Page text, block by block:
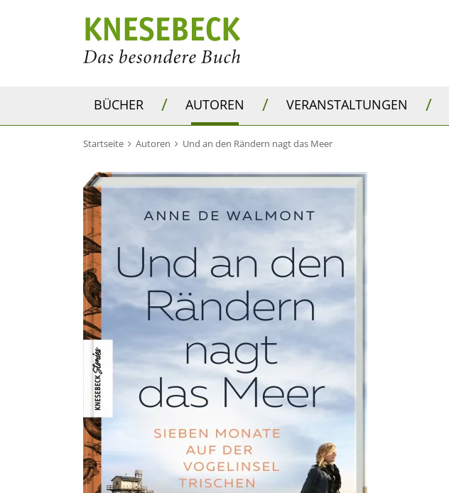
BÜCHER / AUTOREN / VERANSTALTUNGEN /
Startseite Autoren Und an den Rändern nagt das Meer